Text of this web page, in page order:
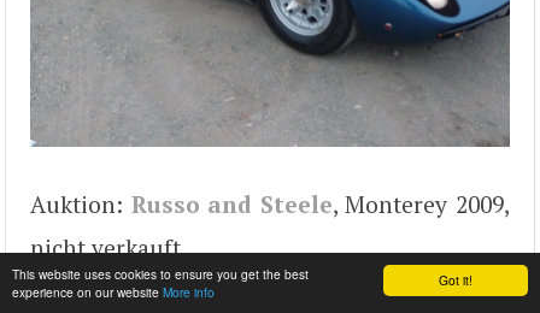
Got it!
This website uses cookies to ensure you get the best
experience on our website More info
Auktion: Russo and Steele, Monterey 2009,
nicht verkauft